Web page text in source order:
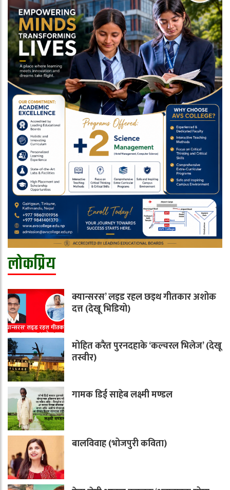
लोकप्रिय
क्यान्सरस’ लइड रहल छइथ गीतकार अशोक
दत्त (देखू भिडियो)
मोहित करैत पुरनदहाके ‘कल्चरल भिलेज’ (देखू
तस्वीर)
गामक डिई साहेब लक्ष्मी मण्डल
बालविवाह (भोजपुरी कविता)